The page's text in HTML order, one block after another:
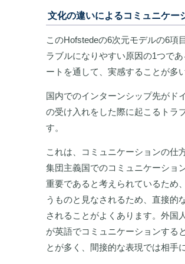
文化の違いによるコミュニケー
このHofstedeの6次元モデルの6項
ラブルになりやすい原因の1つで
ートを通して、実感することが多
国内でのインターンシップ先がド
の受け入れをした際に起こるトラ
す。
これは、コミュニケーションの仕
集団主義国でのコミュニケーショ
重要であると考えられているため
うものと見なされるため、直接的
されることがよくあります。外国
が英語でコミュニケーションする
とが多く、間接的な表現では相手